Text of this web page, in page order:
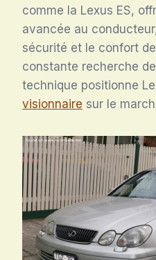
comme la Lexus ES,
avancée au
sécurité et le confort
constante recherche
technique positionne
visionnaire sur le